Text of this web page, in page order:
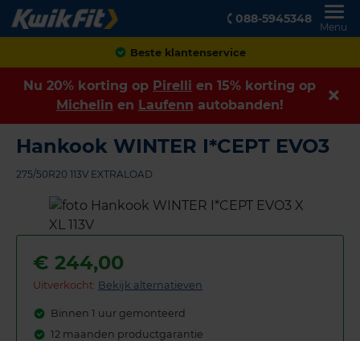
088-5945348
Menu
Achteraf betalen
Nu 20% korting op Pirelli en 15% korting op
Michelin en Laufenn autobanden!
Hankook WINTER I*CEPT EVO3
275/50R20 113V EXTRALOAD
€ 244,00
Uitverkocht: Bekijk alternatieven
Binnen 1 uur gemonteerd
12 maanden productgarantie